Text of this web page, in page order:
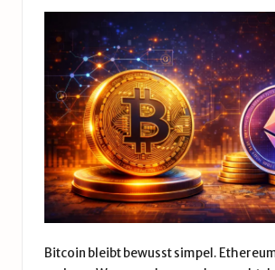
Bitcoin bleibt bewusst simpel.